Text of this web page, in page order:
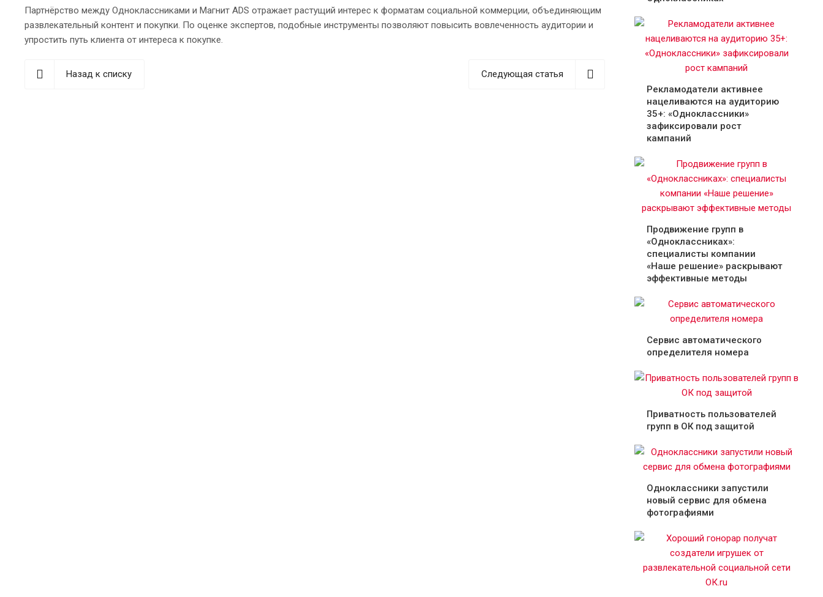
Партнёрство между Одноклассниками и Магнит ADS отражает растущий интерес к форматам социальной коммерции, объединяющим
развлекательный контент и покупки. По оценке экспертов, подобные инструменты позволяют повысить вовлеченность аудитории и
упростить путь клиента от интереса к покупке.
Назад к списку Следующая статья
Рекламодатели активнее
нацеливаются на аудиторию
35+: «Одноклассники»
зафиксировали рост
кампаний
Продвижение групп в
«Одноклассниках»:
специалисты компании
«Наше решение» раскрывают
эффективные методы
Сервис автоматического
определителя номера
Приватность пользователей
групп в ОК под защитой
Одноклассники запустили
новый сервис для обмена
фотографиями